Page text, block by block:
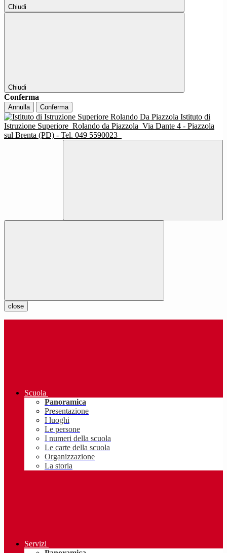
Chiudi
Chiudi
Conferma
Annulla Conferma
Istituto di
Istruzione Superiore Rolando da Piazzola Via Dante 4 - Piazzola
sul Brenta (PD) - Tel. 049 5590023
close
Scuola
Panoramica
Presentazione
I luoghi
Le persone
I numeri della scuola
Le carte della scuola
Organizzazione
La storia
Servizi